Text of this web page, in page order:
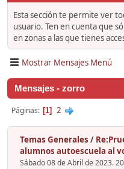
Esta sección te permite ver
usuario. Ten en cuenta que
en zonas a las que tienes
Mostrar Mensajes Menú
Mensajes - zorro
Páginas 1 2
Temas Generales /
alumnos autoescuela al
Sábado 08 de Abril de 2023.